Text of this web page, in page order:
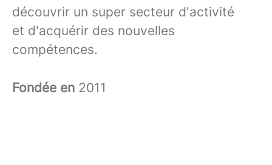
découvrir un super secteur d'activité
et d'acquérir des nouvelles
compétences.
Fondée en 2011